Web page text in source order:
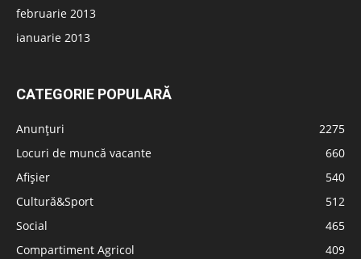
februarie 2013
ianuarie 2013
CATEGORIE POPULARĂ
Anunțuri
2275
Locuri de muncă vacante
660
Afișier
540
Cultură&Sport
512
Social
465
Compartiment Agricol
409